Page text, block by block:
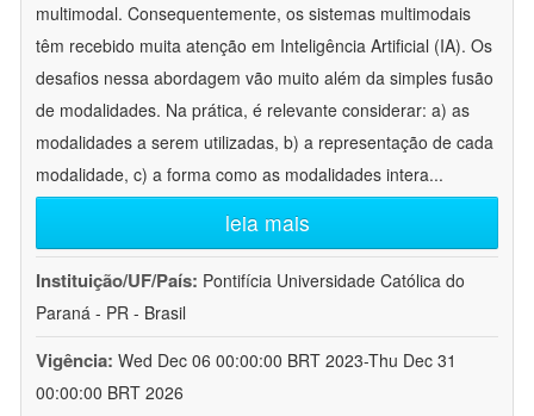
multimodal. Consequentemente, os sistemas multimodais
têm recebido muita atenção em Inteligência Artificial (IA). Os
desafios nessa abordagem vão muito além da simples fusão
de modalidades. Na prática, é relevante considerar: a) as
modalidades a serem utilizadas, b) a representação de cada
modalidade, c) a forma como as modalidades intera...
leia mais
Instituição/UF/País: Pontifícia Universidade Católica do
Paraná - PR - Brasil
Vigência: Wed Dec 06 00:00:00 BRT 2023-Thu Dec 31
00:00:00 BRT 2026